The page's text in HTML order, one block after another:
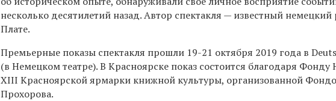
несколько десятилетий назад. Автор спектакля — известный немецкий
Плате.
Премьерные показы спектакля прошли 19-21 октября 2019 года в
(в Немецком театре). В Красноярске показ состоится благодаря Фонду
XIII Красноярской ярмарки книжной культуры, организованной
Прохорова.